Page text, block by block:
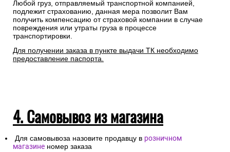
Любой груз, отправляемый транспортной компанией,
подлежит страхованию, данная мера позволит Вам
получить компенсацию от страховой компании в случае
повреждения или утраты груза в процессе
транспортировки.
Для получении заказа в пункте выдачи ТК необходимо
предоставление паспорта.
4. Самовывоз из магазина
Для самовывоза назовите продавцу в розничном
магазине номер заказа